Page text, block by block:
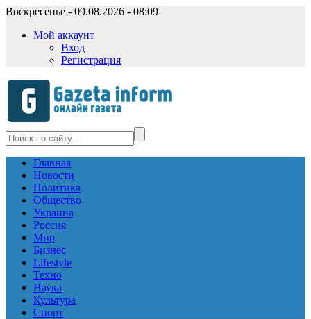
Воскресенье - 09.08.2026 - 08:09
Мой аккаунт
Вход
Регистрация
Главная
Новости
Политика
Общество
Украина
Россия
Мир
Бизнес
Lifestyle
Техно
Наука
Культура
Спорт